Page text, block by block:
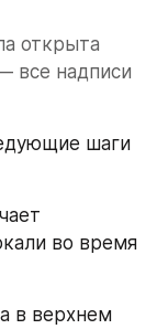
открыта
все надписи
шаги
во время
в верхнем